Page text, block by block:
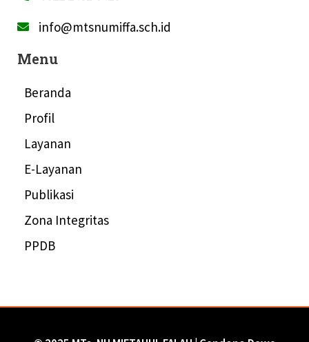
info@mtsnumiffa.sch.id
Menu
Beranda
Profil
Layanan
E-Layanan
Publikasi
Zona Integritas
PPDB